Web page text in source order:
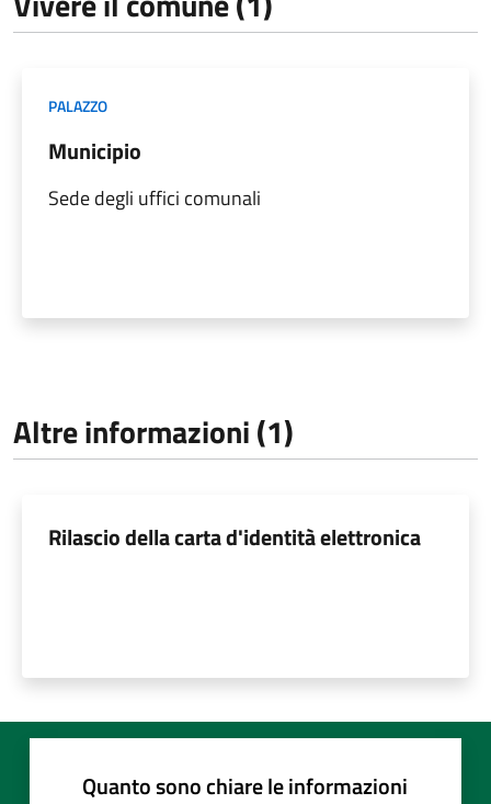
PALAZZO
Municipio
Sede degli uffici comunali
Altre informazioni (1)
Rilascio della carta d'identità elettronica
Quanto sono chiare le informazioni